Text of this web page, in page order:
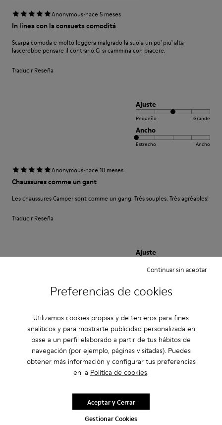
Preferencias de cookies
Utilizamos cookies propias y de terceros para fines
analíticos y para mostrarte publicidad personalizada en
base a un perfil elaborado a partir de tus hábitos de
navegación (por ejemplo, páginas visitadas). Puedes
obtener más información y configurar tus preferencias
en la Política de cookies.
Gestionar Cookies
Continuar sin aceptar
Aceptar y Cerrar
Anonymous·hace 5 meses
In linea con la consueta comoditá
Scarpa comoda e molto leggera malgrado la suola un po' piu' alta
lascerebbe pensare il contrario.Ci si cammina con piacere.
Traducir Reseña
Ajuste
Pequeño Grande
Ancho
Estrecho Ancho
Anonymous·hace 10 meses
Chaussures comme un gant
Les chaussures Camper sont comme un gang. Très souples. Très agréables!
Traducir Reseña
Ajuste
Pequeño Grande
Estrecho
Anonymous·hace 4 meses
I pick pix
This is my fourth pair of Pix shoes. Obviously they are a favorite of mine.
The fit is right and I love the sole of the shoe.
Ajuste
Pequeño